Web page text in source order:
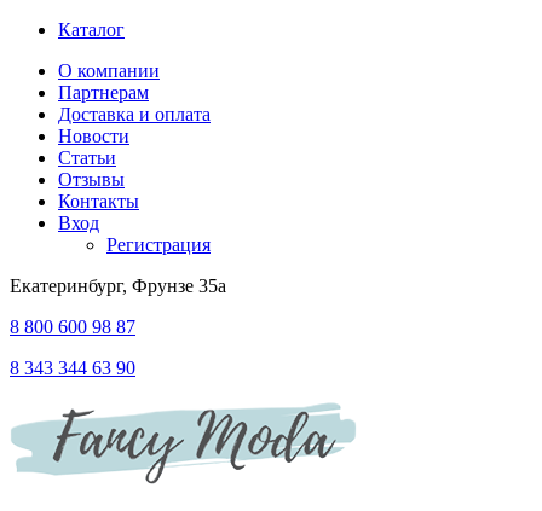
Каталог
О компании
Партнерам
Доставка и оплата
Новости
Статьи
Отзывы
Контакты
Вход
Регистрация
Екатеринбург, Фрунзе 35а
8 800 600 98 87
8 343 344 63 90